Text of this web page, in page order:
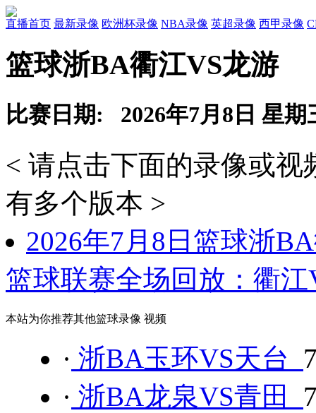
直播首页 最新录像 欧洲杯录像 NBA录像 英超录像 西甲录像
篮球浙BA衢江VS龙游
比赛日期: 2026年7月8日 星期
< 请点击下面的录像或
有多个版本 >
2026年7月8日篮球浙
篮球联赛全场回放：衢
本站为你推荐其他篮球录像 视频
· 浙BA玉环VS天台
· 浙BA龙泉VS青田